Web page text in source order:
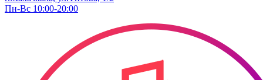
Пн-Вс 10:00-20:00